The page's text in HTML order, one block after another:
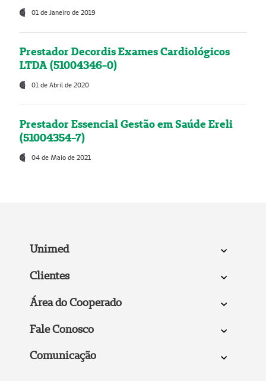
01 de Janeiro de 2019
Prestador Decordis Exames Cardiológicos
LTDA (51004346-0)
01 de Abril de 2020
Prestador Essencial Gestão em Saúde Ereli
(51004354-7)
04 de Maio de 2021
Unimed
Clientes
Área do Cooperado
Fale Conosco
Comunicação